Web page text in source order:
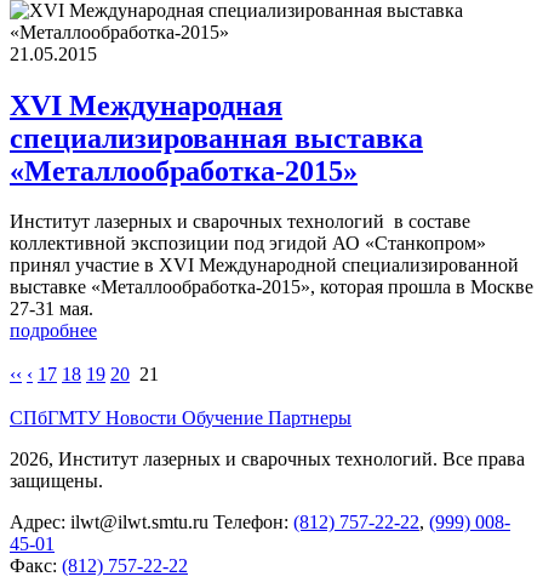
21.05.2015
XVI Международная
специализированная выставка
«Металлообработка-2015»
Институт лазерных и сварочных технологий в составе
коллективной экспозиции под эгидой АО «Станкопром»
принял участие в XVI Международной специализированной
выставке «Металлообработка-2015», которая прошла в Москве
27-31 мая.
подробнее
‹‹ ‹ 17 18 19 20 21
СПбГМТУНовости Обучение Партнеры
2026, Институт лазерных и сварочных технологий. Все права
защищены.
Адрес: ilwt@ilwt.smtu.ru Телефон: (812) 757-22-22, (999) 008-
45-01
Факс: (812) 757-22-22